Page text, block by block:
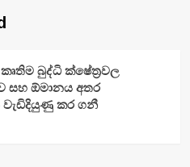
බුද්ධි ක්ෂේත්‍රවල
සහ ඕමානය අතර
වැඩිදියුණු කර ගනී